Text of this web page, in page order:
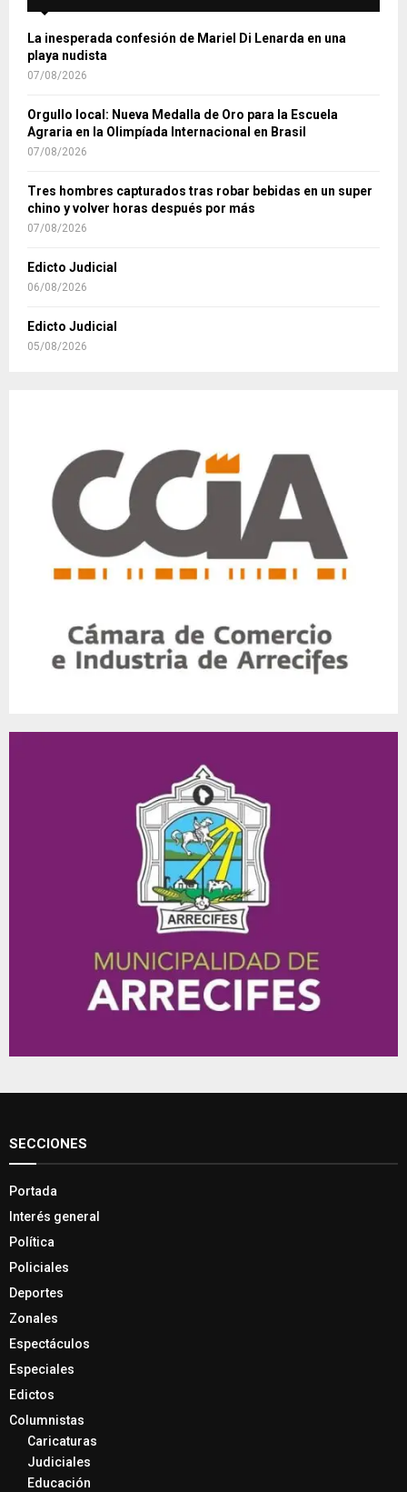
La inesperada confesión de Mariel Di Lenarda en una
playa nudista
07/08/2026
Orgullo local: Nueva Medalla de Oro para la Escuela
Agraria en la Olimpíada Internacional en Brasil
07/08/2026
Tres hombres capturados tras robar bebidas en un super
chino y volver horas después por más
07/08/2026
Edicto Judicial
06/08/2026
Edicto Judicial
05/08/2026
SECCIONES
Portada
Interés general
Política
Policiales
Deportes
Zonales
Espectáculos
Especiales
Edictos
Columnistas
Caricaturas
Judiciales
Educación